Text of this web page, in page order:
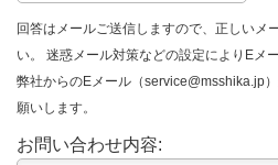
回答はメールご送信しますので、正しいメ
い。 迷惑メール対策などの設定によりEメ
弊社からのEメール（service@msshika.jp
願いします。
お問い合わせ内容: